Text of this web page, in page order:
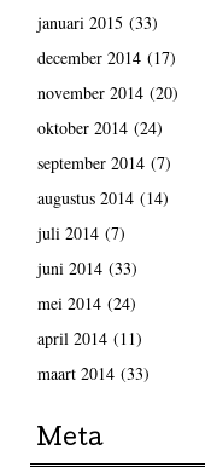
januari 2015 (33)
december 2014(17)
november 2014(20)
oktober 2014(24)
september 2014(7)
augustus 2014(14)
juli 2014(7)
juni 2014(33)
mei 2014(24)
april 2014(11)
maart 2014(33)
Meta